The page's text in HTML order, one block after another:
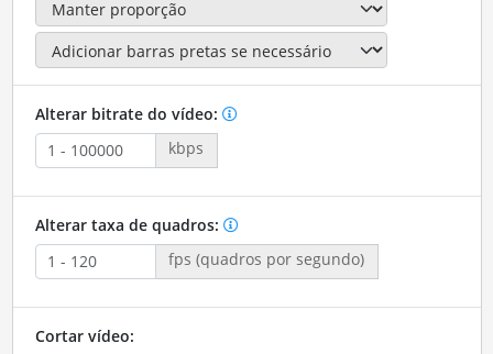
Alterar bitrate do vídeo:
kbps
Alterar taxa de quadros:
fps (quadros por segundo)
Cortar vídeo: